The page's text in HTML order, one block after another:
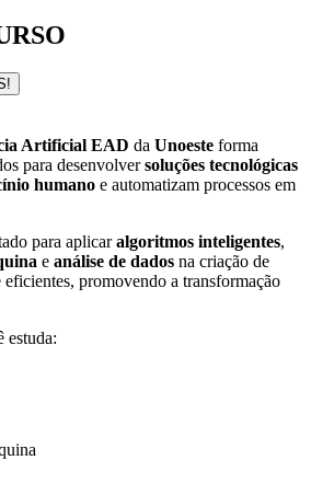
Artificial EAD da Unoeste forma
para desenvolversoluções tecnológicas
humano e automatizam processos em
para aplicaralgoritmos inteligentes,
e análise de dados na criação de
eficientes, promovendo a transformação
estuda: